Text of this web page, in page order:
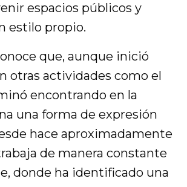
espacios públicos y
estilo propio.
que, aunque inició
otras actividades como el
encontrando en la
una forma de expresión
hace aproximadamente
de manera constante
donde ha identificado una